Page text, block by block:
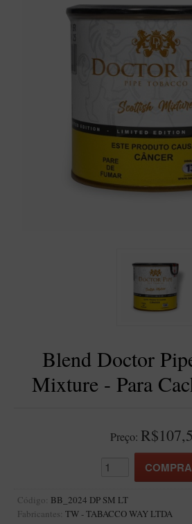
Suportes Bertoldi para Cachimbos
Limpadores para Cachimbo
Bolsas para Cachimbo
Cortadores de Charuto
Doctor Pipe
Geróss
LINHA IDELFONSO BERTOLDI
Blend Doctor
Mixture - Para
Preço:
Código: BB_2024 DP SM LT
Fabricantes: TW - TABACCO WAY LTDA